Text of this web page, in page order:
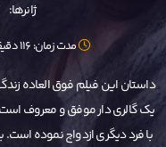
ژانرها:
مدت زمان: 116 دقیقه
داستان این فیلم فوق العاده
یک گالری دار موفق و معروف
با فرد دیگری ازدواج نموده